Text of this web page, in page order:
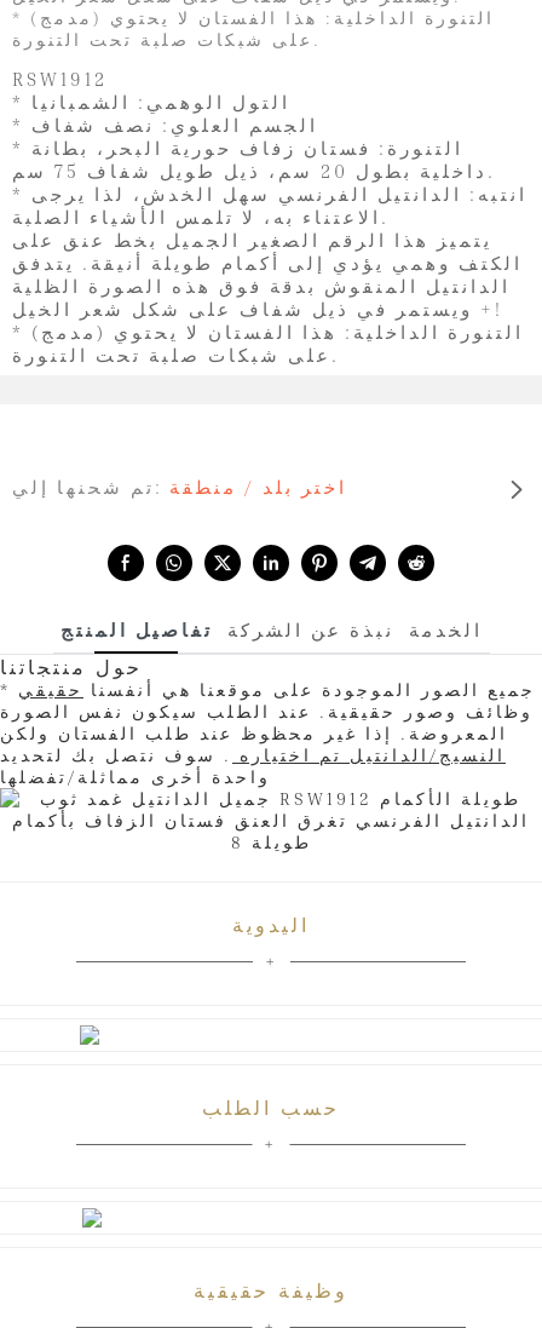
* (مدمج) التنورة الداخلية: هذا الفستان لا يحتوي
RSW1912
* التول الوهمي: الشمبانيا
* الجسم العلوي: نصف شفاف
* التنورة: فستان زفاف حورية البحر، بطانة
داخلية بطول 20 سم، ذيل طويل شفاف 75 سم.
* انتبه: الدانتيل الفرنسي سهل الخدش، لذا يرجى
الاعتناء به، لا تلمس الأشياء الصلبة.
يتميز هذا الرقم الصغير الجميل بخط عنق على
الكتف وهمي يؤدي إلى أكمام طويلة أنيقة. يتدفق
الدانتيل المنقوش بدقة فوق هذه الصورة الظلية
+ ويستمر في ذيل شفاف على شكل شعر الخيل!
* (مدمج) التنورة الداخلية: هذا الفستان لا يحتوي
على شبكات صلبة تحت التنورة.
تم شحنها إلي: اختر بلد / منطقة
تفاصيل المنتج نبذة عن الشركة الخدمة
حول منتجاتنا
* جميع الصور الموجودة على موقعنا هي أنفسنا
حقيقي
وظائف وصور حقيقية. عند الطلب سيكون نفس الصورة
المعروضة. إذا غير محظوظ عند طلب الفستان ولكن
النسيج/الدانتيل تم اختياره
. سوف نتصل بك لتحديد
اليدوية
وظيفة حقيقية
حسب الطلب